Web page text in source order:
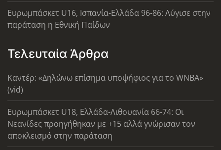
Ευρωμπάσκετ U16, Ισπανία-Ελλάδα 96-86: Λύγισε στην
παράταση η Εθνική Παίδων
Τελευταία Άρθρα
Καντέρ: «Δηλώνω επίσημα υποψήφιος για το WNBA»
(vid)
Ευρωμπάσκετ U18, Ελλάδα-Λιθουανία 66-74: Οι
Νεανίδες προηγήθηκαν με +15 αλλά γνώρισαν τον
αποκλεισμό στην παράταση